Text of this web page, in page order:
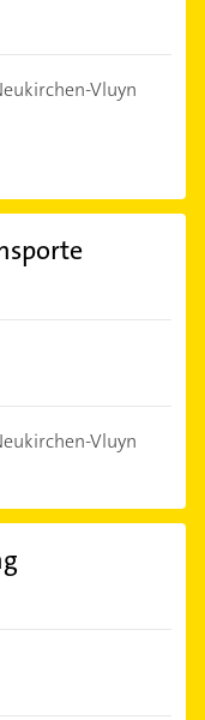
Vluyn
Vluyn